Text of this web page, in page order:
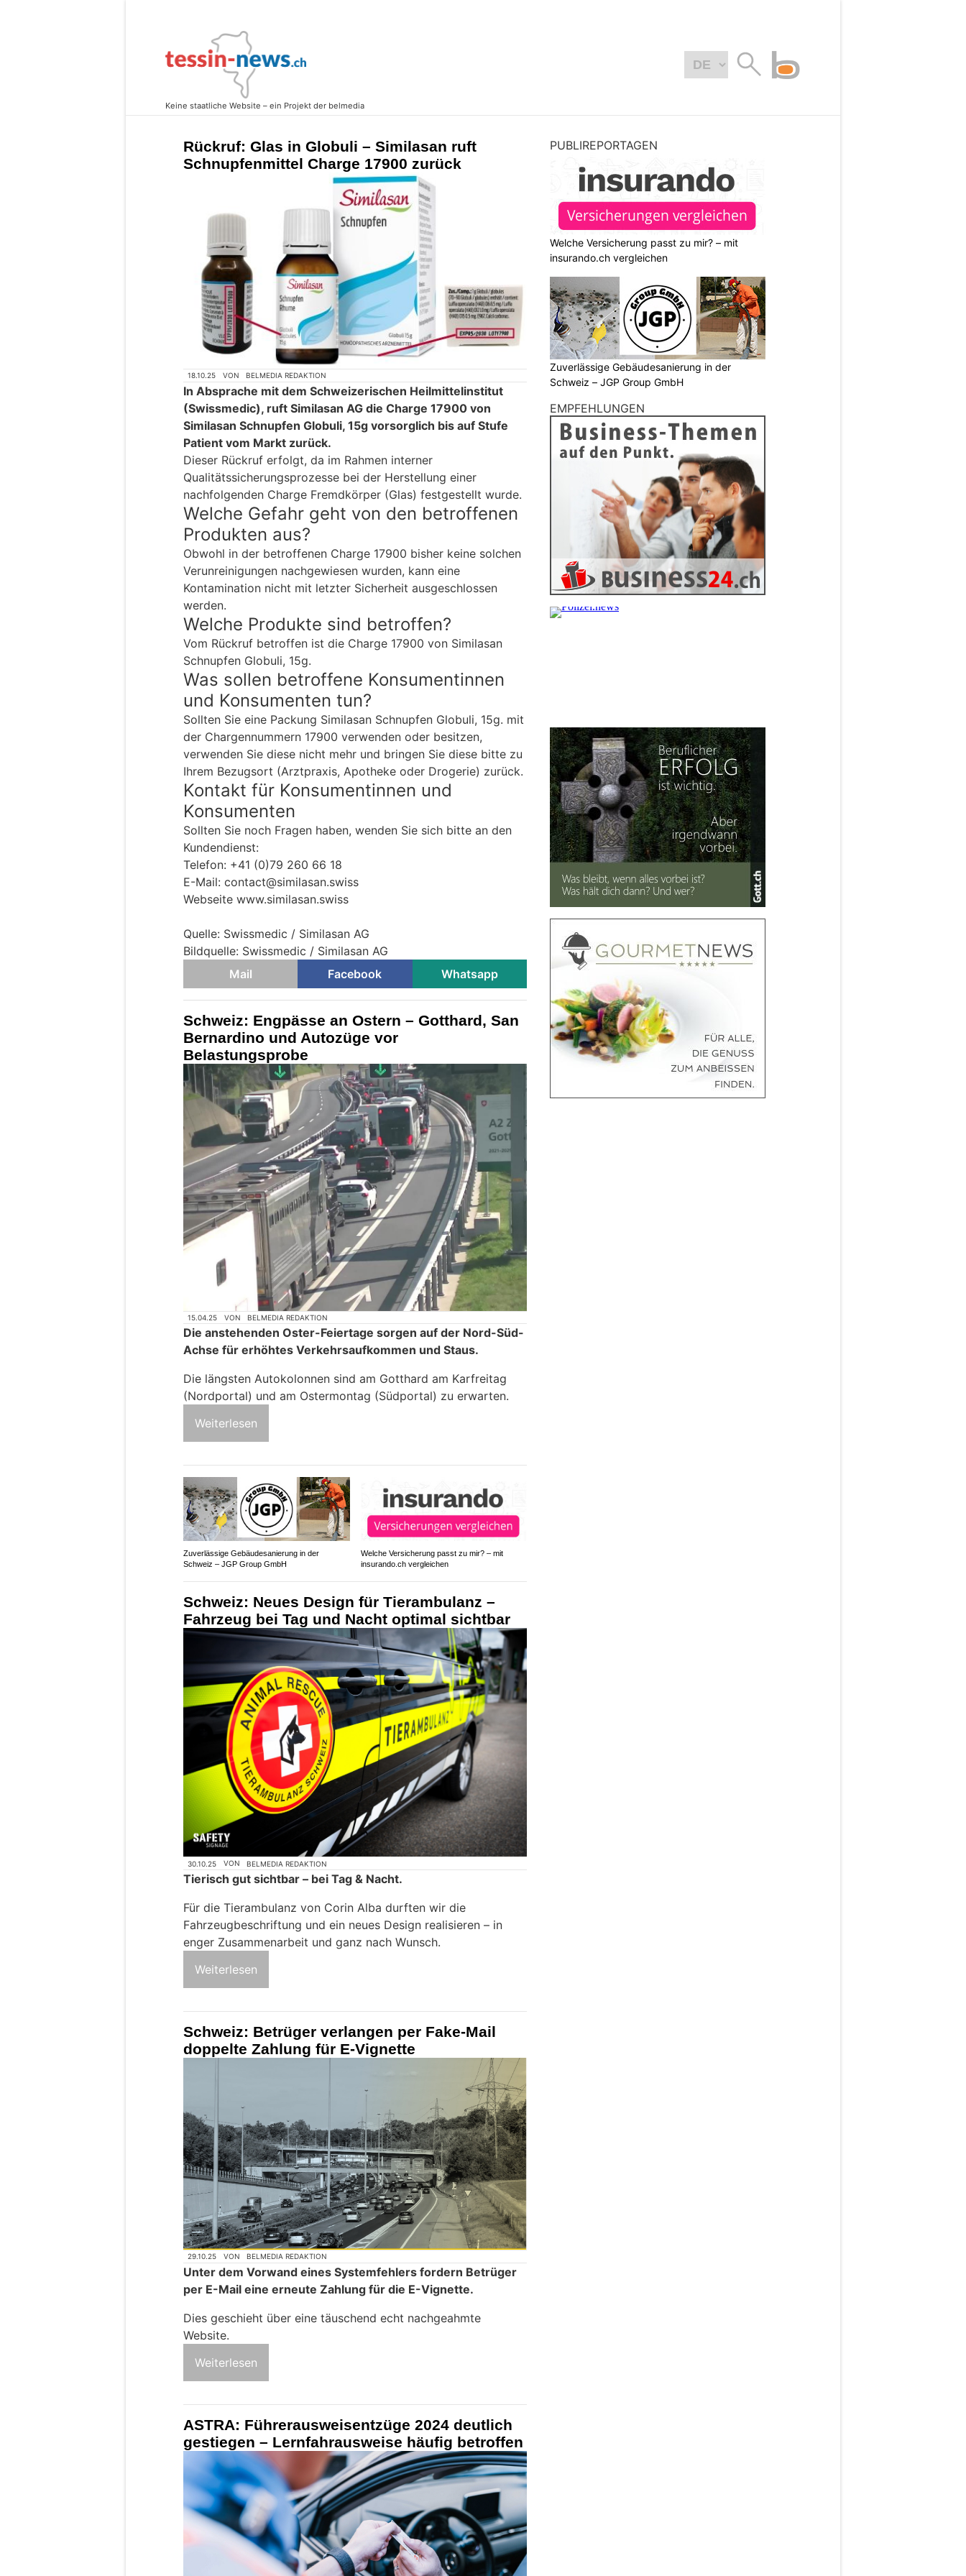
Rückruf: Glas in Globuli – Similasan ruft
Schnupfenmittel Charge 17900 zurück
18.10.25 VON BELMEDIA REDAKTION
In Absprache mit dem Schweizerischen Heilmittelinstitut
(Swissmedic), ruft Similasan AG die Charge 17900 von
Similasan Schnupfen Globuli, 15g vorsorglich bis auf Stufe
Patient vom Markt zurück.
Dieser Rückruf erfolgt, da im Rahmen interner
Qualitätssicherungsprozesse bei der Herstellung einer
nachfolgenden Charge Fremdkörper (Glas) festgestellt wurde.
Welche Gefahr geht von den betroffenen
Produkten aus?
Obwohl in der betroffenen Charge 17900 bisher keine solchen
Verunreinigungen nachgewiesen wurden, kann eine
Kontamination nicht mit letzter Sicherheit ausgeschlossen
werden.
Welche Produkte sind betroffen?
Vom Rückruf betroffen ist die Charge 17900 von Similasan
Schnupfen Globuli, 15g.
Was sollen betroffene Konsumentinnen
und Konsumenten tun?
Sollten Sie eine Packung Similasan Schnupfen Globuli, 15g. mit
der Chargennummern 17900 verwenden oder besitzen,
verwenden Sie diese nicht mehr und bringen Sie diese bitte zu
Ihrem Bezugsort (Arztpraxis, Apotheke oder Drogerie) zurück.
Kontakt für Konsumentinnen und
Konsumenten
Sollten Sie noch Fragen haben, wenden Sie sich bitte an den
Kundendienst:
Telefon: +41 (0)79 260 66 18
E-Mail: contact@similasan.swiss
Webseite www.similasan.swiss
Quelle: Swissmedic / Similasan AG
Bildquelle: Swissmedic / Similasan AG
Mail
Facebook Whatsapp
Schweiz: Engpässe an Ostern – Gotthard, San
Bernardino und Autozüge vor
Belastungsprobe
15.04.25 VON BELMEDIA REDAKTION
Die anstehenden Oster-Feiertage sorgen auf der Nord-Süd-
Achse für erhöhtes Verkehrsaufkommen und Staus.
Die längsten Autokolonnen sind am Gotthard am Karfreitag
(Nordportal) und am Ostermontag (Südportal) zu erwarten.
Weiterlesen
Zuverlässige Gebäudesanierung in der
Schweiz – JGP Group GmbH
Welche Versicherung passt zu mir? – mit
insurando.ch vergleichen
Schweiz: Neues Design für Tierambulanz –
Fahrzeug bei Tag und Nacht optimal sichtbar
30.10.25 VON BELMEDIA REDAKTION
Tierisch gut sichtbar – bei Tag & Nacht.
Für die Tierambulanz von Corin Alba durften wir die
Fahrzeugbeschriftung und ein neues Design realisieren – in
enger Zusammenarbeit und ganz nach Wunsch.
Weiterlesen
Schweiz: Betrüger verlangen per Fake-Mail
doppelte Zahlung für E-Vignette
29.10.25 VON BELMEDIA REDAKTION
Unter dem Vorwand eines Systemfehlers fordern Betrüger
per E-Mail eine erneute Zahlung für die E-Vignette.
Dies geschieht über eine täuschend echt nachgeahmte
Website.
Weiterlesen
ASTRA: Führerausweisentzüge 2024 deutlich
gestiegen – Lernfahrausweise häufig betroffen
PUBLIREPORTAGEN
Welche Versicherung passt zu mir? – mit
insurando.ch vergleichen
Zuverlässige Gebäudesanierung in der
Schweiz – JGP Group GmbH
EMPFEHLUNGEN